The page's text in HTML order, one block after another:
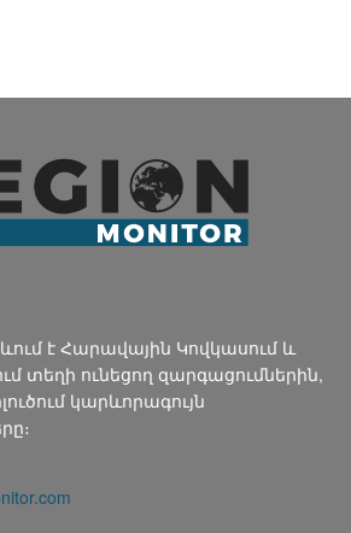
է Հարավային Կովկասում և
տեղի ունեցող զարգացումներին,
կարևորագույն